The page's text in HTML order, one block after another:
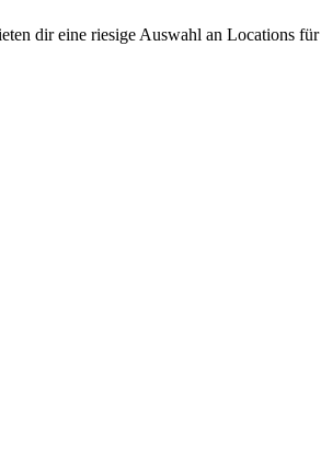
dir eine riesige Auswahl an Locations